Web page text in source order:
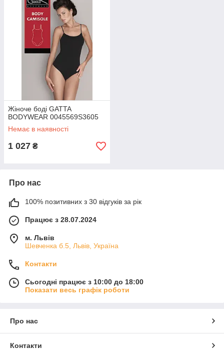
Жіноче боді GATTA
BODYWEAR 0045569S3605
Немає в наявності
1 027 ₴
Про нас
100% позитивних з 30 відгуків за рік
Працює з 28.07.2024
м. Львів
Шевченка б.5, Львів, Україна
Контакти
Сьогодні працює з 10:00 до 18:00
Показати весь графік роботи
Про нас
Контакти